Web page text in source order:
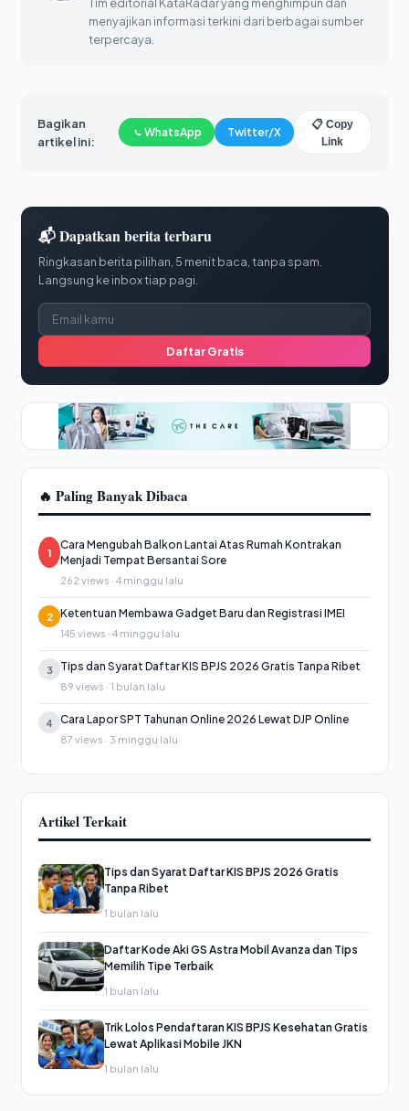
menyajikan informasi terkini dari berbagai sumber
terpercaya.
Bagikan
artikel ini:
WhatsApp Twitter/X
📋 Copy
Link
📬 Dapatkan berita terbaru
Ringkasan berita pilihan, 5 menit baca, tanpa spam.
Langsung ke inbox tiap pagi.
Daftar Gratis
🔥 Paling Banyak Dibaca
1
Cara Mengubah Balkon Lantai Atas Rumah Kontrakan
Menjadi Tempat Bersantai Sore
262 views · 4 minggu lalu
2 Ketentuan Membawa Gadget Baru dan Registrasi IMEI
145 views · 4 minggu lalu
3 Tips dan Syarat Daftar KIS BPJS 2026 Gratis Tanpa Ribet
89 views · 1 bulan lalu
4 Cara Lapor SPT Tahunan Online 2026 Lewat DJP Online
87 views · 3 minggu lalu
Artikel Terkait
Tips dan Syarat Daftar KIS BPJS 2026 Gratis
Tanpa Ribet
1 bulan lalu
Daftar Kode Aki GS Astra Mobil Avanza dan Tips
Memilih Tipe Terbaik
1 bulan lalu
Trik Lolos Pendaftaran KIS BPJS Kesehatan Gratis
Lewat Aplikasi Mobile JKN
1 bulan lalu